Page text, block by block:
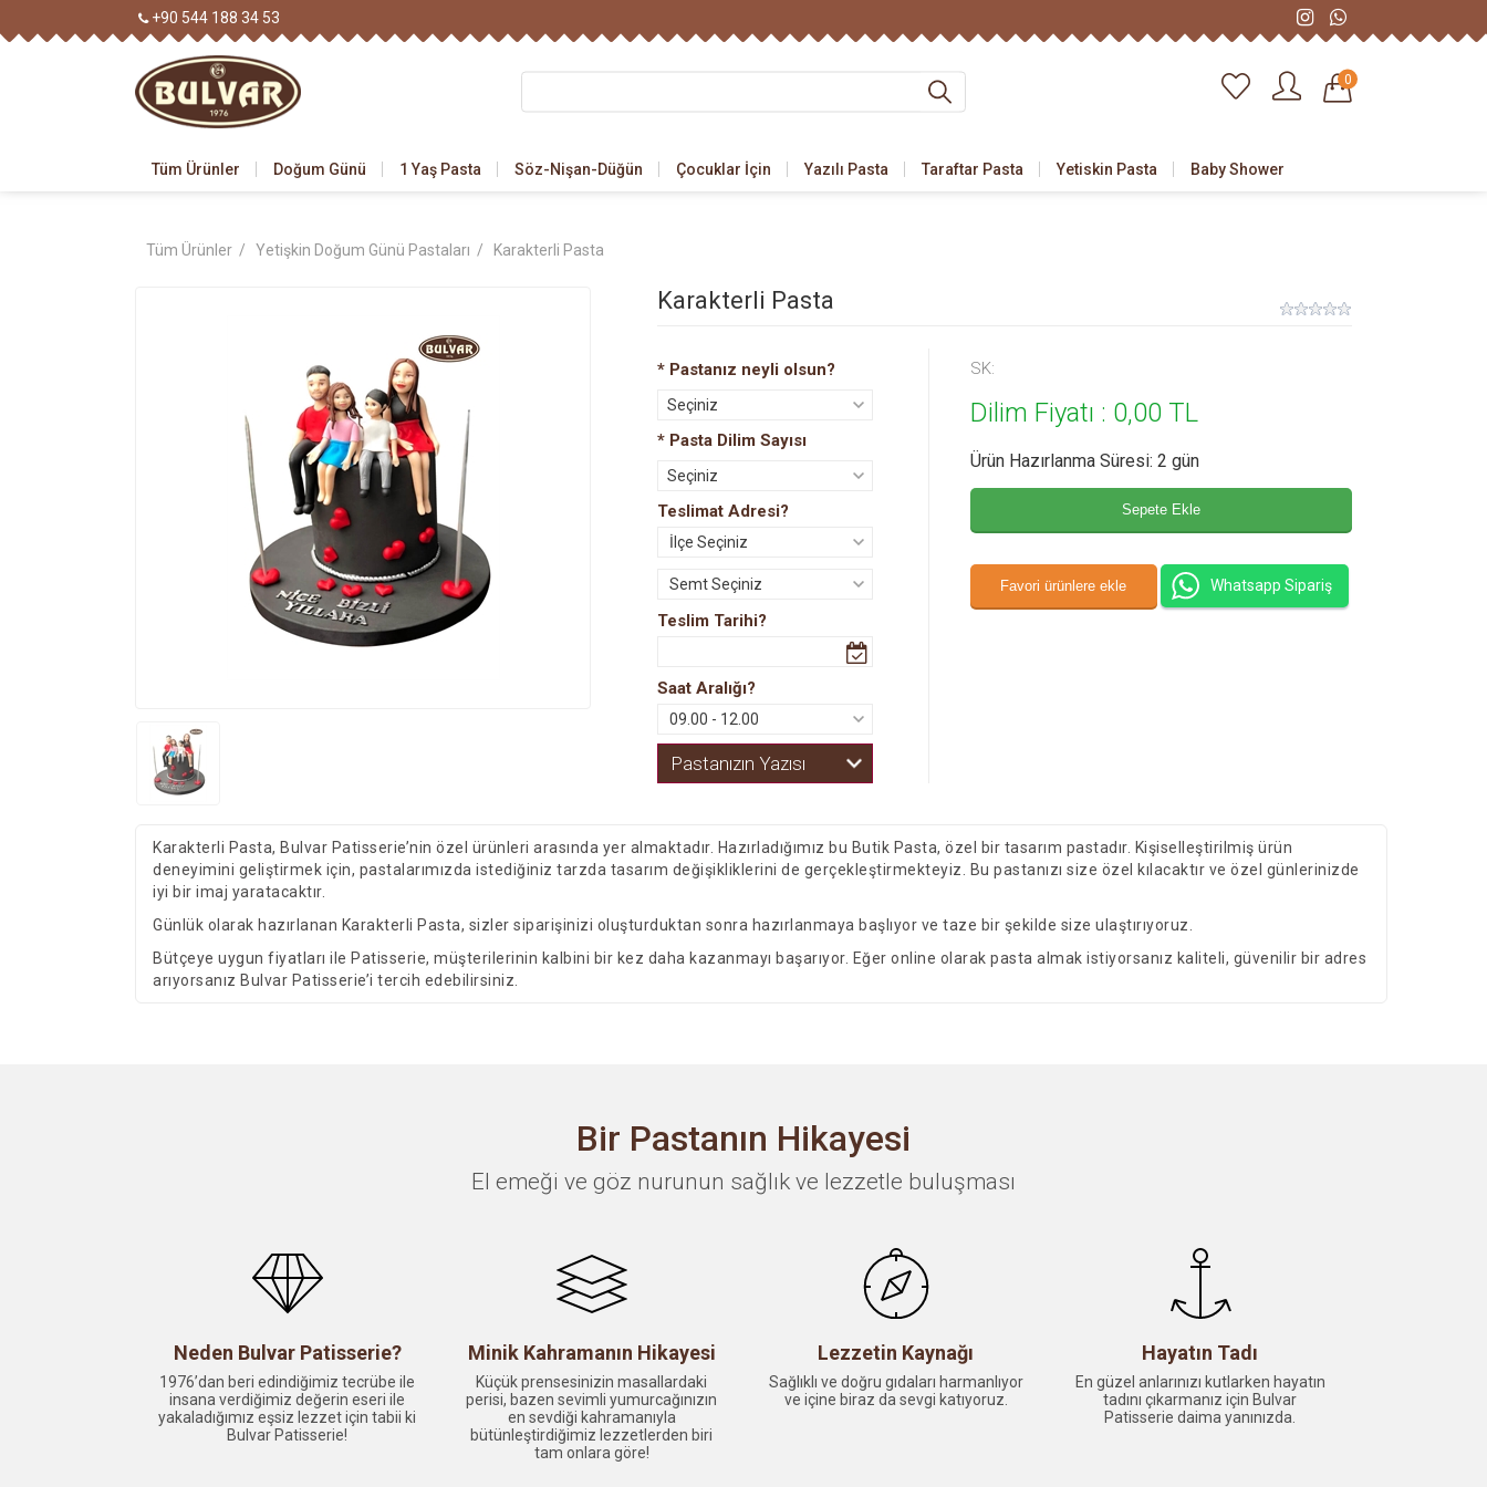
+90 544 188 34 53
0
Tüm Ürünler Doğum Günü 1 Yaş Pasta Söz-Nişan-Düğün Çocuklar İçin Yazılı Pasta Taraftar Pasta Yetiskin Pasta Baby Shower
Tüm Ürünler / Yetişkin Doğum Günü Pastaları / Karakterli Pasta
Karakterli Pasta
* Pastanız neyli olsun?
Seçiniz
Muzlu
Çilekli
Muz Çilek
Muz Çikolatalı
Çilekli Çikolatalı
Muz Çilek Çikolatalı
Muz Fıstık Çikolatalı
Parça Çikolatalı
Fıstık Çikolatalı
* Pasta Dilim Sayısı
Seçiniz
10 Dilim
15 Dilim
20 Dilim
25 Dilim
Teslimat Adresi?
Teslim Tarihi?
Saat Aralığı?
Pastanızın Yazısı
SK:
Dilim Fiyatı : 0,00 TL
Ürün Hazırlanma Süresi: 2 gün
Whatsapp Sipariş
Karakterli Pasta, Bulvar Patisserie’nin özel ürünleri arasında yer almaktadır. Hazırladığımız bu Butik Pasta, özel bir tasarım pastadır. Kişiselleştirilmiş ürün
deneyimini geliştirmek için, pastalarımızda istediğiniz tarzda tasarım değişikliklerini de gerçekleştirmekteyiz. Bu pastanızı size özel kılacaktır ve özel günlerinizde
iyi bir imaj yaratacaktır.
Günlük olarak hazırlanan Karakterli Pasta, sizler siparişinizi oluşturduktan sonra hazırlanmaya başlıyor ve taze bir şekilde size ulaştırıyoruz.
Bütçeye uygun fiyatları ile Patisserie, müşterilerinin kalbini bir kez daha kazanmayı başarıyor. Eğer online olarak pasta almak istiyorsanız kaliteli, güvenilir bir adres
arıyorsanız Bulvar Patisserie’i tercih edebilirsiniz.
Bir Pastanın Hikayesi
El emeği ve göz nurunun sağlık ve lezzetle buluşması
Neden Bulvar Patisserie?
1976’dan beri edindiğimiz tecrübe ile
insana verdiğimiz değerin eseri ile
yakaladığımız eşsiz lezzet için tabii ki
Bulvar Patisserie!
Minik Kahramanın Hikayesi
Küçük prensesinizin masallardaki
perisi, bazen sevimli yumurcağınızın
en sevdiği kahramanıyla
bütünleştirdiğimiz lezzetlerden biri
tam onlara göre!
Lezzetin Kaynağı
Sağlıklı ve doğru gıdaları harmanlıyor
ve içine biraz da sevgi katıyoruz.
Hayatın Tadı
En güzel anlarınızı kutlarken hayatın
tadını çıkarmanız için Bulvar
Patisserie daima yanınızda.